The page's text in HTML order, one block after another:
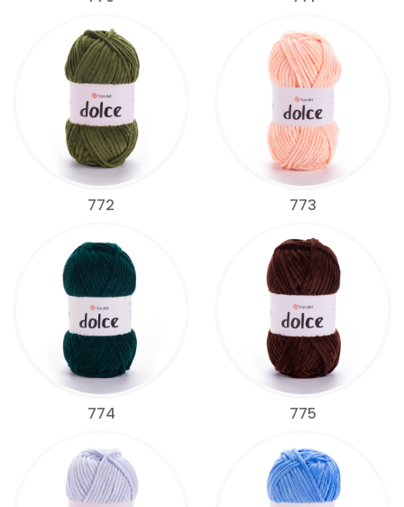
772 773
774 775